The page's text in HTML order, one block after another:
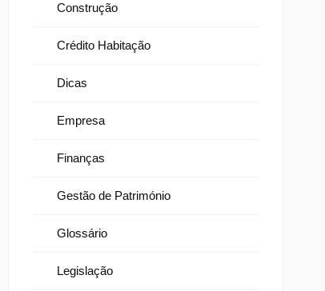
Construção
Crédito Habitação
Dicas
Empresa
Finanças
Gestão de Património
Glossário
Legislação